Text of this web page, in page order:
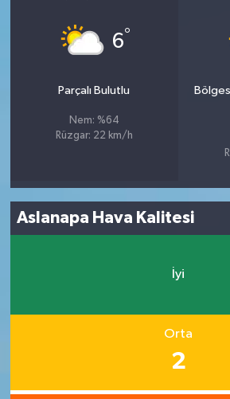
6°
Parçalı Bulutlu
Nem: %64
Rüzgar: 22 km/h
Aslanapa Hava Kalitesi
İyi
Orta
2